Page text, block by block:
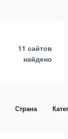
11 сайтов
найдено
Страна